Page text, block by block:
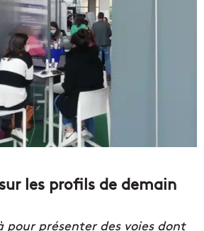
les profils de demain
pour présenter des voies dont